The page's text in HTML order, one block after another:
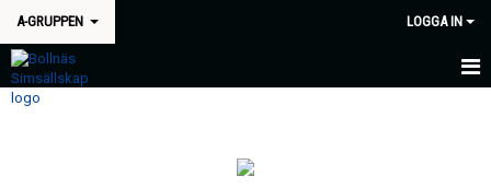
A-GRUPPEN LOGGA IN
HEM